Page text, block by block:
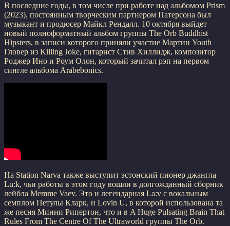
В последние годы, в том числе при работе над альбомом Prism
(2023), постоянным творческим партнером Патерсона был
музыкант и продюсер Майкл Рендалл. 10 октября выйдет
новый полноформатный альбом группы The Orb Buddhist
Hipsters, в записи которого приняли участие Мартин Youth
Гловер из Killing Joke, гитарист Стив Хиллидж, композитор
Роджер Ино и Роум Олон, который зачитал рэп на первом
сингле альбома Arabebonics.
На Station Narva также выступит эстонский пионер джангла
Lu:k, чьи работы в этом году вошли в долгожданный сборник
лейбла Memme Vaev. Это и легендарная La:v с вокальным
семплом Петулы Кларк, и Lovin U, в которой использована та
же песня Минни Рипертон, что и в A Huge Pulsating Brain That
Rules From The Centre Of The Ultraworld группы The Orb.